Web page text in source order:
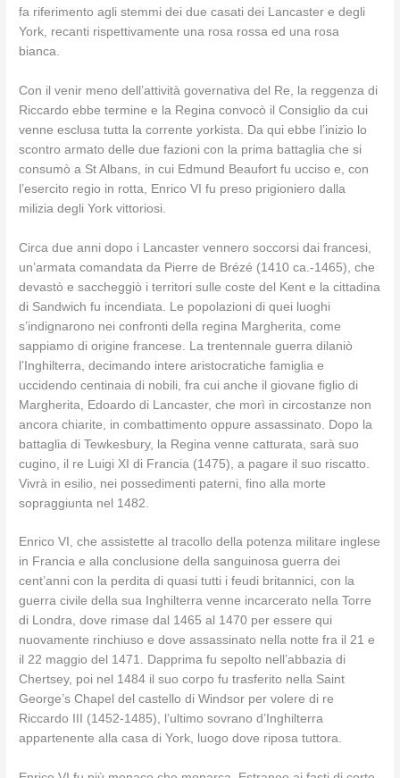
fa riferimento agli stemmi dei due casati dei Lancaster e degli
York, recanti rispettivamente una rosa rossa ed una rosa
bianca.
Con il venir meno dell’attività governativa del Re, la reggenza di
Riccardo ebbe termine e la Regina convocò il Consiglio da cui
venne esclusa tutta la corrente yorkista. Da qui ebbe l’inizio lo
scontro armato delle due fazioni con la prima battaglia che si
consumò a St Albans, in cui Edmund Beaufort fu ucciso e, con
l’esercito regio in rotta, Enrico VI fu preso prigioniero dalla
milizia degli York vittoriosi.
Circa due anni dopo i Lancaster vennero soccorsi dai francesi,
un’armata comandata da Pierre de Brézé (1410 ca.-1465), che
devastò e saccheggiò i territori sulle coste del Kent e la cittadina
di Sandwich fu incendiata. Le popolazioni di quei luoghi
s’indignarono nei confronti della regina Margherita, come
sappiamo di origine francese. La trentennale guerra dilaniò
l’Inghilterra, decimando intere aristocratiche famiglia e
uccidendo centinaia di nobili, fra cui anche il giovane figlio di
Margherita, Edoardo di Lancaster, che morì in circostanze non
ancora chiarite, in combattimento oppure assassinato. Dopo la
battaglia di Tewkesbury, la Regina venne catturata, sarà suo
cugino, il re Luigi XI di Francia (1475), a pagare il suo riscatto.
Vivrà in esilio, nei possedimenti paterni, fino alla morte
sopraggiunta nel 1482.
Enrico VI, che assistette al tracollo della potenza militare inglese
in Francia e alla conclusione della sanguinosa guerra dei
cent’anni con la perdita di quasi tutti i feudi britannici, con la
guerra civile della sua Inghilterra venne incarcerato nella Torre
di Londra, dove rimase dal 1465 al 1470 per essere qui
nuovamente rinchiuso e dove assassinato nella notte fra il 21 e
il 22 maggio del 1471. Dapprima fu sepolto nell’abbazia di
Chertsey, poi nel 1484 il suo corpo fu trasferito nella Saint
George’s Chapel del castello di Windsor per volere di re
Riccardo III (1452-1485), l’ultimo sovrano d’Inghilterra
appartenente alla casa di York, luogo dove riposa tuttora.